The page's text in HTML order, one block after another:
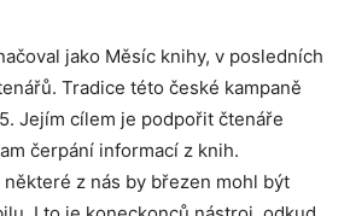
jako Měsíc knihy, v posledních
Tradice této české kampaně
Jejím cílem je podpořit čtenáře
čerpání informací z knih.
z nás by březen mohl být